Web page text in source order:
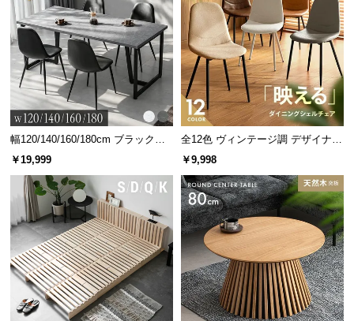
情
報
o.,
幅120/140/160/180cm ブラックフ
レーム ダイニング 大理石調 4人掛
￥19,999
全12色 ヴィンテージ調 デザイナー
ズシェルチェア
￥9,998